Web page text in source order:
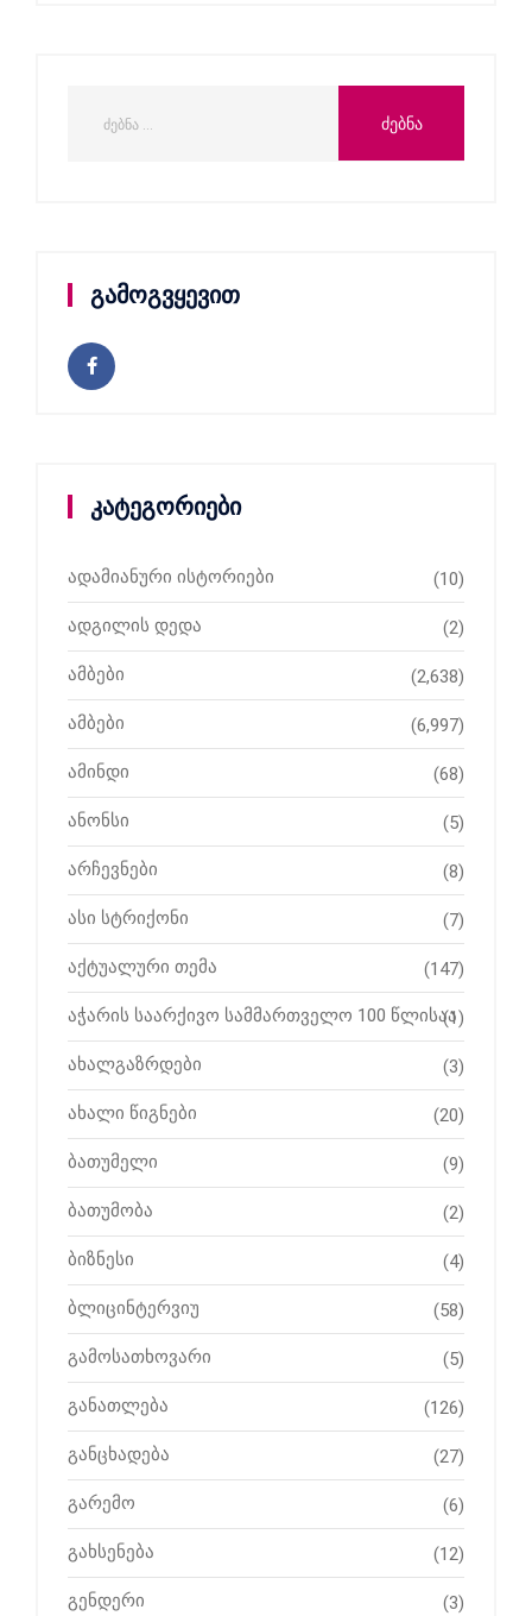
გამოგვყევით
კატეგორიები
ადამიანური ისტორიები (10)
ადგილის დედა (2)
ამბები (2,638)
ამბები (6,997)
ამინდი (68)
ანონსი (5)
არჩევნები (8)
ასი სტრიქონი (7)
აქტუალური თემა (147)
აჭარის საარქივო სამმართველო 100 წლისაა
(1)
ახალგაზრდები (3)
ახალი წიგნები (20)
ბათუმელი (9)
ბათუმობა (2)
ბიზნესი (4)
ბლიცინტერვიუ (58)
გამოსათხოვარი (5)
განათლება (126)
განცხადება (27)
გარემო (6)
გახსენება (12)
გენდერი (3)